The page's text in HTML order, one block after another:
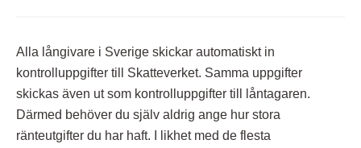
Alla långivare i Sverige skickar automatiskt in
kontrolluppgifter till Skatteverket. Samma uppgifter
skickas även ut som kontrolluppgifter till låntagaren.
Därmed behöver du själv aldrig ange hur stora
ränteutgifter du har haft. I likhet med de flesta